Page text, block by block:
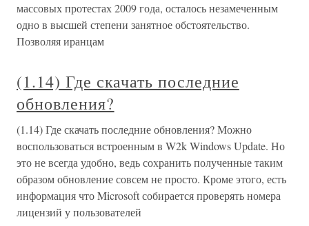
массовых протестах 2009 года, осталось незамеченным
одно в высшей степени занятное обстоятельство.
Позволяя иранцам
(1.14) Где скачать последние
обновления?
(1.14) Где скачать последние обновления? Можно
воспользоваться встроенным в W2k Windows Update. Но
это не всегда удобно, ведь сохранить полученные таким
образом обновление совсем не просто. Кроме этого, есть
информация что Microsoft собирается проверять номера
лицензий у пользователей